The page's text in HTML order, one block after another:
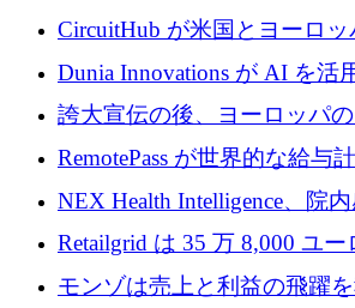
クチャ インテリジェンス向
プレシードを確保
CircuitHub が米国とヨーロ
子機器製造を拡大するために
Dunia Innovations が AI を活
産業化するために 2 億 8,000
リン GigaLab を発表
誇大宣伝の後、ヨーロッパ
クターはファンダメンタルズ
RemotePass が世界的な給与
ラットフォームを拡大するた
NEX Health Intelligence、院
100万ユーロを確保
Retailgrid は 35 万 8,000 ユ
ラウンドで小売業のスプレッ
モンゾは売上と利益の飛躍